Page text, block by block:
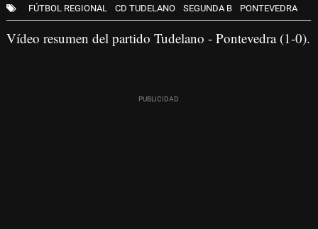
FÚTBOL REGIONAL CD TUDELANO SEGUNDA B PONTEVEDRA
Vídeo resumen del partido Tudelano - Pontevedra (1-0).